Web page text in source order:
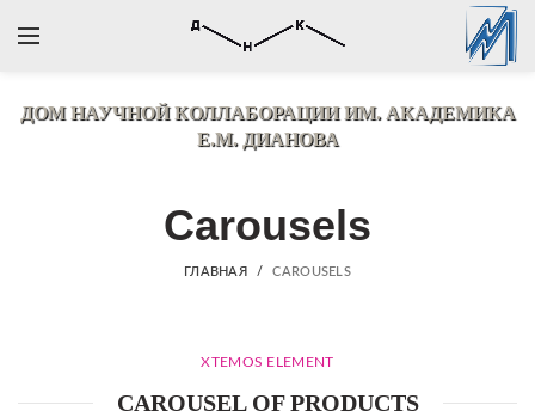
ДОМ НАУЧНОЙ КОЛЛАБОРАЦИИИМ. АКАДЕМИКА
Е.М. ДИАНОВА
Carousels
ГЛАВНАЯ CAROUSELS
XTEMOS ELEMENT
CAROUSEL OF PRODUCTS